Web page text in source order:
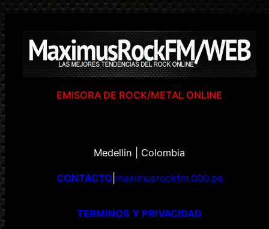
EMISORA DE ROCK/METAL ONLINE
Medellin | Colombia
CONTACTO maximusrockfm.000.pe
TERMINOS Y PRIVACIDAD